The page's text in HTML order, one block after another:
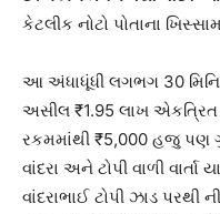
કેટલીક નોટો પોતાના
આ અંધાધૂંધી લગભગ 30
અસીલ ₹1.95 લાખ
રકમમાંથી ₹5,000 હજુ
વાંદરા અને ટોપી વાળી
વાંદરાભાઈ ટોપી ઝાડ